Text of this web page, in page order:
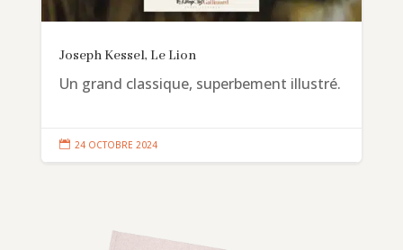
Joseph Kessel, Le Lion
Un grand classique, superbement illustré.
 24 OCTOBRE 2024